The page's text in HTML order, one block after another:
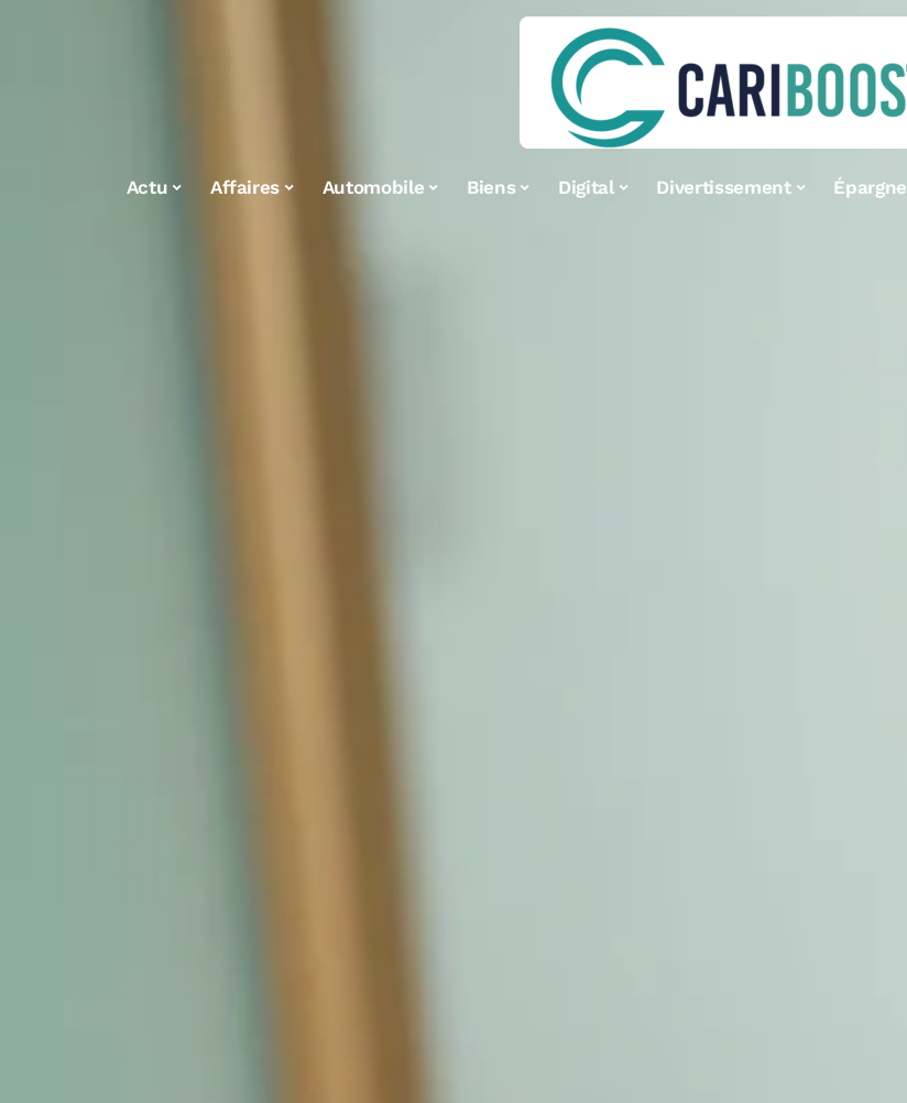
Actu Affaires Automobile Biens Digital Divertissement Épargne